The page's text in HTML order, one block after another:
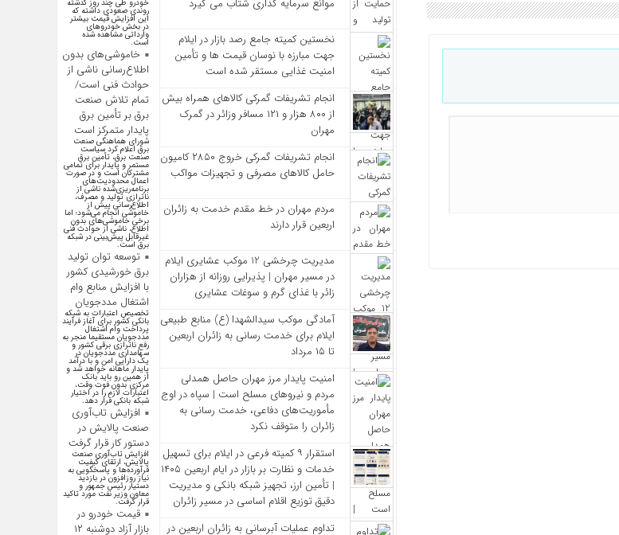
موانع سرمایه‌ گذاری شتاب می‌ گیرد
نخستین کمیته جامع رصد بازار در ایلام
جهت مبارزه با نوسان قیمت‌ ها و تأمین
امنیت غذایی مستقر شده است
انجام تشریفات گمرکی کالاهای همراه بیش
از ۸۰۰ هزار و ۱۲۱ مسافر وزائر در گمرک
مهران
انجام تشریفات گمرکی خروج ۲۸۵۰ کامیون
حامل کالاهای مصرفی و تجهیزات مواکب
مردم مهران در خط مقدم خدمت به زائران
اربعین قرار دارند
مدیریت چرخشی 12 موکب‌ عشایری ایلام
در مسیر مهران | پذیرایی روزانه از هزاران
زائر با غذای گرم و سوغات عشایری
آمادگی موکب سیدالشهدا (ع) منابع طبیعی
ایلام برای خدمت‌ رسانی به زائران اربعین
تا ۱۵ مرداد
امنیت پایدار مرز مهران حاصل همدلی
مردم و نیروهای مسلح است | سپاه در اوج
مأموریت‌های دفاعی، خدمت‌ رسانی به
زائران را متوقف نکرد
استقرار ۹ کمیته فرعی در ایلام برای تسهیل
خدمات و نظارت بر بازار در ایام اربعین ۱۴۰۵
| تأمین ارز، تجهیز شبکه بانکی و مدیریت
دقیق توزیع اقلام اساسی در مسیر زائران
تداوم عملیات آبرسانی به زائران اربعین در
خودرو طی چند روز گذشته
روندی صعودی داشته که
این افزایش قیمت بیشتر
در بخش خودرو‌های
وارداتی مشاهده شده
است.
خاموشی‌های بدون
اطلاع‌رسانی ناشی از
حوادث فنی است/
تمام تلاش صنعت
برق بر تأمین برق
پایدار متمرکز است
شورای هماهنگی صنعت
برق اعلام کرد سیاست
صنعت برق، تأمین برق
مستمر و پایدار برای تمامی
مشترکان است و در صورت
اعمال محدودیت‌های
برنامه‌ریزی‌شده ناشی از
ناترازی تولید و مصرف،
اطلاع‌رسانی پیش از
خاموشی انجام می‌شود؛ اما
برخی خاموشی‌های بدون
اطلاع، ناشی از حوادث فنی
غیرقابل پیش‌بینی در شبکه
برق است.
توسعه توان تولید
برق خورشیدی کشور
با افزایش منابع وام
اشتغال مددجویان
تخصیص اعتبارات به شبکه
بانکی کشور برای آغاز فرآیند
پرداخت وام اشتغال
مددجویان مستقیما منجر به
رفع ناترازی برقی کشور و
سهامداری مددجویان در
یک دارایی امن و با درآمد
پایدار ماهانه خواهد شد و
از همین رو باید بانک
مرکزی بدون فوت وقت،
اعتبارات لازم را در اختیار
شبکه بانکی قرار دهد.
افزایش تاب‌آوری
صنعت پالایش در
دستور کار قرار گرفت
افزایش تاب‌آوری صنعت
پالایش، ارتقای کیفیت
فرآورده‌ها و پاسخگویی به
نیاز روزافزون در بازدید
دستیار رئیس جمهور و
معاون وزیر نفت مورد تاکید
قرار گرفت.
قیمت خودرو در
بازار آزاد دوشنبه ۱۲